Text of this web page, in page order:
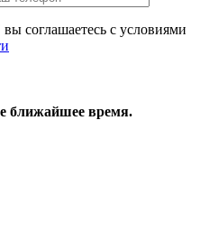
соглашаетесь с условиями
ближайшее время.